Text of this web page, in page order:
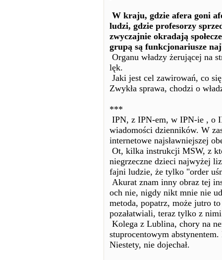
W kraju, gdzie afera goni
ludzi, gdzie profesorzy
zwyczajnie okradają
grupą są funkcjonariusze
Organu władzy żerującej na
lęk.
Jaki jest cel zawirowań, co
Zwykła sprawa, chodzi o
***
IPN, z IPN-em, w IPN-ie , o
wiadomości dzienników. W
internetowe najsławniejszej
Ot, kilka instrukcji MSW, z
niegrzeczne dzieci najwyżej
fajni ludzie, że tylko "order
Akurat znam inny obraz tej
och nie, nigdy nikt mnie nie
metoda, popatrz, może jutro
pozałatwiali, teraz tylko z
Kolega z Lublina, chory na
stuprocentowym
Niestety, nie dojechał.